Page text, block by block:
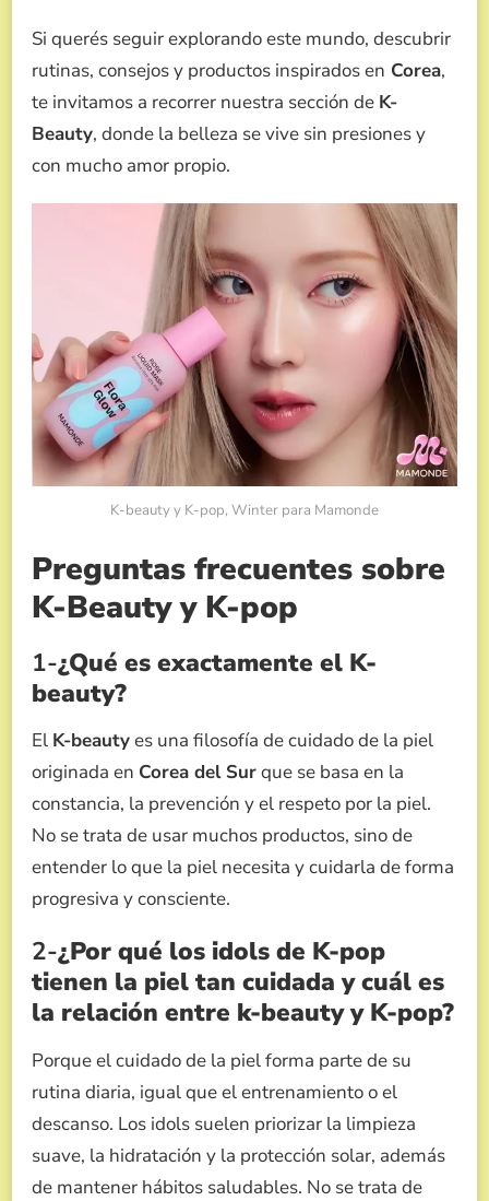
Si querés seguir explorando este mundo, descubrir
rutinas, consejos y productos inspirados en Corea,
te invitamos a recorrer nuestra sección de K-
Beauty, donde la belleza se vive sin presiones y
con mucho amor propio.
K-beauty y K-pop, Winter para Mamonde
Preguntas frecuentes sobre
K-Beauty y K-pop
1-¿Qué es exactamente el K-
beauty?
El K-beautyes una filosofía de cuidado de la piel
originada en Corea del Surque se basa en la
constancia, la prevención y el respeto por la piel.
No se trata de usar muchos productos, sino de
entender lo que la piel necesita y cuidarla de forma
progresiva y consciente.
2-¿Por qué los idols de K-pop
tienen la piel tan cuidada y cuál es
la relación entre k-beauty y K-pop?
Porque el cuidado de la piel forma parte de su
rutina diaria, igual que el entrenamiento o el
descanso. Los idols suelen priorizar la limpieza
suave, la hidratación y la protección solar, además
de mantener hábitos saludables. No se trata de